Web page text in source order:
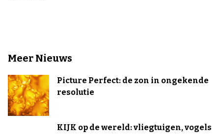
Meer Nieuws
Picture Perfect: de zon in ongekende
resolutie
KIJK op de wereld: vliegtuigen, vogels